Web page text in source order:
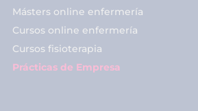
Másters online enfermería
Cursos online enfermería
Cursos fisioterapia
Prácticas de Empresa